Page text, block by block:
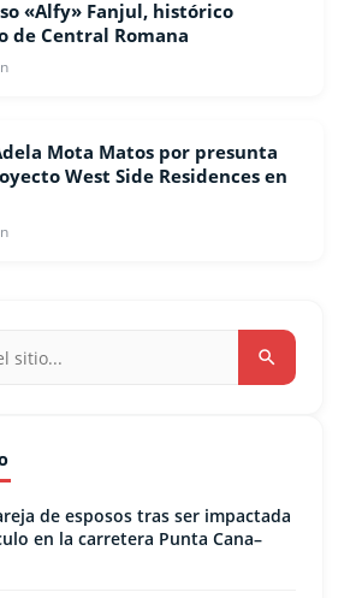
«Alfy» Fanjul, histórico
de Central Romana
Mota Matos por presunta
West Side Residences en
de esposos tras ser impactada
en la carretera Punta Cana–